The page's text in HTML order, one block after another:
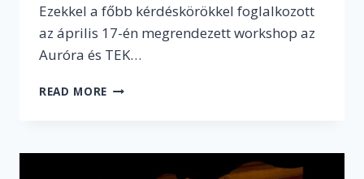
Ezekkel a főbb kérdéskörökkel foglalkozott
az április 17-én megrendezett workshop az
Auróra és TEK…
READ MORE KÖZTEREK.
AZ